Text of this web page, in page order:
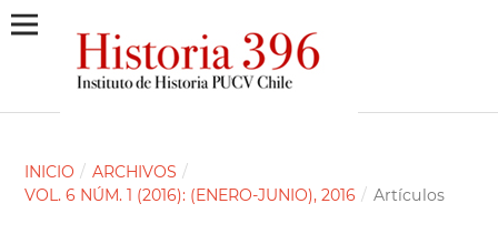
INICIO / ARCHIVOS /
VOL. 6 NÚM. 1 (2016): (ENERO-JUNIO), 2016 / Artículos